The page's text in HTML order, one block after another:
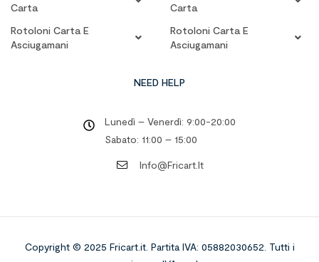
Carta
Rotoloni Carta E
Asciugamani
Carta
Rotoloni Carta E
Asciugamani
NEED HELP
Lunedì – Venerdì: 9:00-20:00
Sabato: 11:00 – 15:00
Info@fricart.it
Copyright © 2025 Fricart.it. Partita IVA: 05882030652. Tutti i